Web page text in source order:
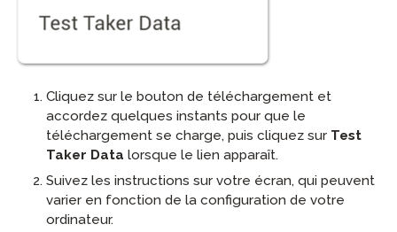
Cliquez sur le bouton de téléchargement et
accordez quelques instants pour que le
téléchargement se charge, puis cliquez sur Test
Taker Data lorsque le lien apparaît.
Suivez les instructions sur votre écran, qui peuvent
varier en fonction de la configuration de votre
ordinateur.